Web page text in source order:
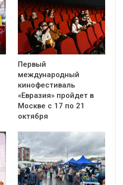
Первый
международный
кинофестиваль
«Евразия» пройдет в
Москве с 17 по 21
октября